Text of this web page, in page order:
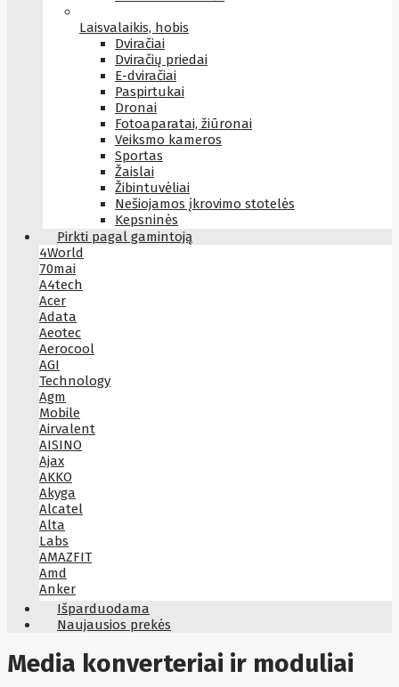
Laisvalaikis, hobis
Dviračiai
Dviračių priedai
E-dviračiai
Paspirtukai
Dronai
Fotoaparatai, žiūronai
Veiksmo kameros
Sportas
Žaislai
Žibintuvėliai
Nešiojamos įkrovimo stotelės
Kepsninės
Pirkti pagal gamintoją
4World
70mai
A4tech
Acer
Adata
Aeotec
Aerocool
AGI
Technology
Agm
Mobile
Airvalent
AISINO
Ajax
AKKO
Akyga
Alcatel
Alta
Labs
AMAZFIT
Amd
Anker
Antec
Aoc
Apc
Apollo
Išparduodama
Naujausios prekės
Media konverteriai ir moduliai